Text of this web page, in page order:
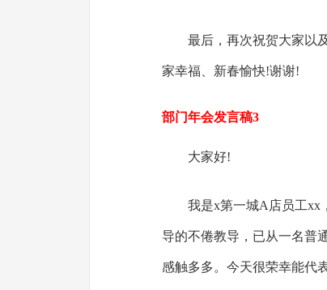
最后，再次祝贺大家以
家幸福、新春愉快!谢谢!
部门年会发言稿3
大家好!
我是x第一城A店员工xx
导的不倦教导，已从一名普
感触多多。今天很荣幸能代